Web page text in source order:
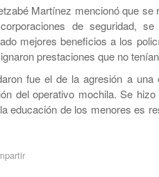
Martínez mencionó que se
de seguridad,
mejores beneficios a los
prestaciones que no
fue el de la agresión a una
del operativo mochila. Se
educación de los menores es